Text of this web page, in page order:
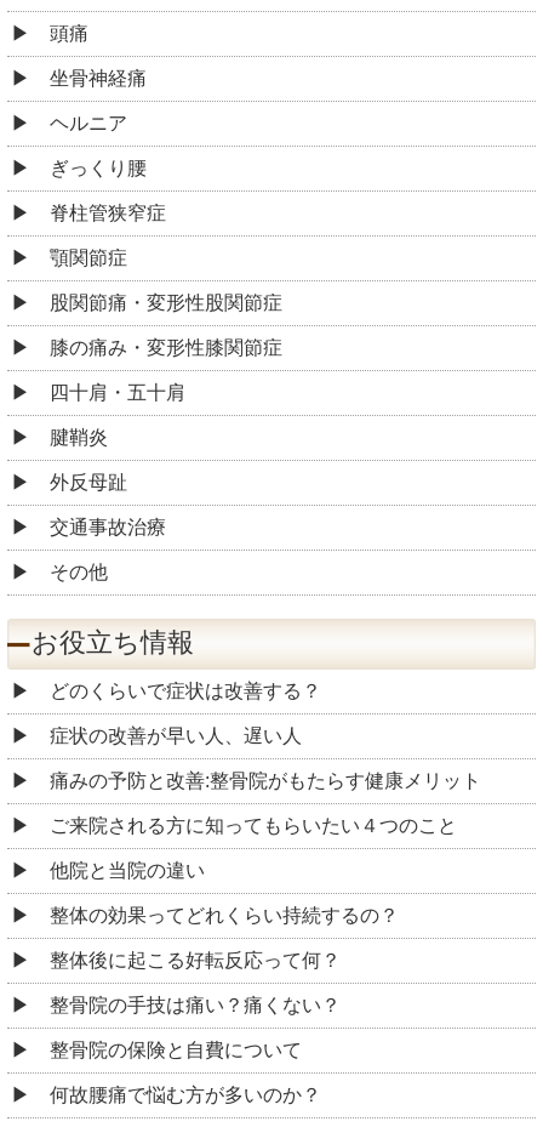
頭痛
坐骨神経痛
ヘルニア
ぎっくり腰
脊柱管狭窄症
顎関節症
股関節痛・変形性股関節症
膝の痛み・変形性膝関節症
四十肩・五十肩
腱鞘炎
外反母趾
交通事故治療
その他
お役立ち情報
どのくらいで症状は改善する？
症状の改善が早い人、遅い人
痛みの予防と改善:整骨院がもたらす健康メリット
ご来院される方に知ってもらいたい４つのこと
他院と当院の違い
整体の効果ってどれくらい持続するの？
整体後に起こる好転反応って何？
整骨院の手技は痛い？痛くない？
整骨院の保険と自費について
何故腰痛で悩む方が多いのか？